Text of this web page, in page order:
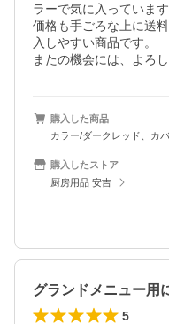
ラーで気に入っています
価格も手ごろな上に送
入しやすい商品です。
またの機会には、よろ
購入した商品
カラー/ダークレッド、カ
購入したストア
厨房用品 安吉
グランドメニュー用
5